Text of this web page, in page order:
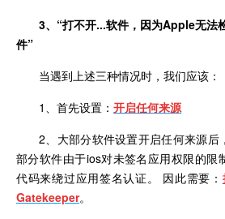
3、 “打不开...软件，因为Apple无法
件”
当遇到上述三种情况时，我们应该：
1、首先设置： 开启任何来源
2 、大部分软件设置开启任何来源
部分软件由于ios对未签名应用权限的限
代码来绕过应用签名认证。 因此需要：
Gatekeeper。